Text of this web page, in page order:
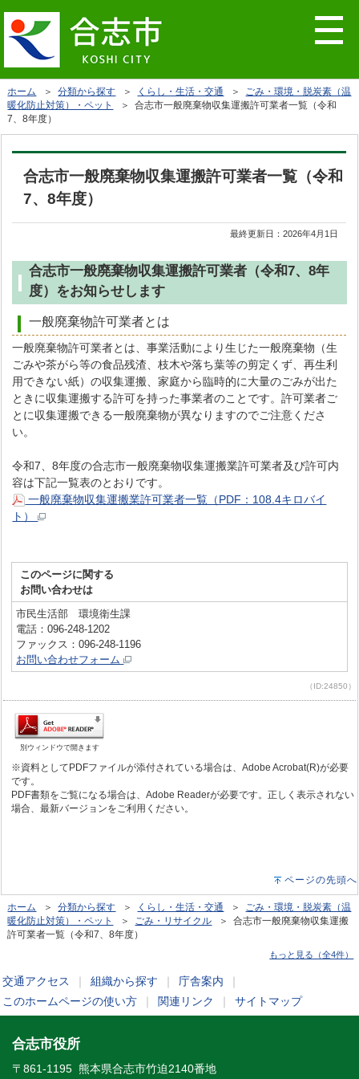
ホーム ＞分類から探す ＞ くらし・生活・交通 ＞ ごみ・環境・脱炭素（温
暖化防止対策）・ペット
＞ 合志市一般廃棄物収集運搬許可業者一覧（令和
7、8年度）
合志市一般廃棄物収集運搬許可業者一覧（令和
7、8年度）
最終更新日：2026年4月1日
合志市一般廃棄物収集運搬許可業者（令和7、8年
度）をお知らせします
一般廃棄物許可業者とは
一般廃棄物許可業者とは、事業活動により生じた一般廃棄物（生
ごみや茶がら等の食品残渣、枝木や落ち葉等の剪定くず、再生利
用できない紙）の収集運搬、家庭から臨時的に大量のごみが出た
ときに収集運搬する許可を持った事業者のことです。許可業者ご
とに収集運搬できる一般廃棄物が異なりますのでご注意くださ
い。
令和7、8年度の合志市一般廃棄物収集運搬業許可業者及び許可内
容は下記一覧表のとおりです。
一般廃棄物収集運搬業許可業者一覧（PDF：108.4キロバイ
ト）
このページに関する
お問い合わせは
市民生活部 環境衛生課
電話：096-248-1202
ファックス：096-248-1196
お問い合わせフォーム
（ID:24850）
別ウィンドウで開きます
※資料としてPDFファイルが添付されている場合は、Adobe Acrobat(R)が必要
です。
PDF書類をご覧になる場合は、Adobe Readerが必要です。正しく表示されない
場合、最新バージョンをご利用ください。
ページの先頭へ
ホーム ＞分類から探す ＞ くらし・生活・交通 ＞ ごみ・環境・脱炭素（温
暖化防止対策）・ペット
＞ ごみ・リサイクル ＞ 合志市一般廃棄物収集運搬
許可業者一覧（令和7、8年度）
もっと見る（全4件）
交通アクセス 組織から探す 庁舎案内
このホームページの使い方
関連リンク サイトマップ
合志市役所
〒861-1195 熊本県合志市竹迫2140番地